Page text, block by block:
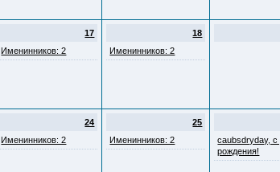
17
Именинников: 2
18
Именинников: 2
24
Именинников: 2
25
Именинников: 2
caubsdryday, с
рождения!